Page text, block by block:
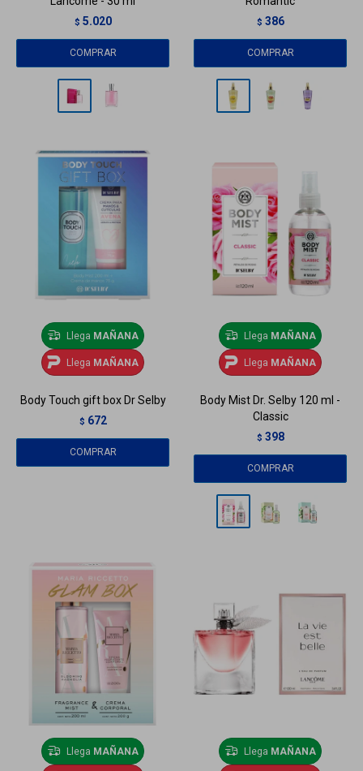
$ 5.020 $ 386
Llega MAÑANA
Llega MAÑANA
Body Touch gift box Dr Selby
$ 672
Llega MAÑANA
Llega MAÑANA
Body Mist Dr. Selby 120 ml -
Classic
$ 398
Llega MAÑANA Llega MAÑANA